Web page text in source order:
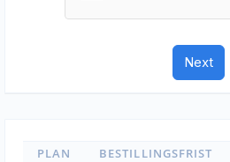
PLAN BESTILLINGSFRIST